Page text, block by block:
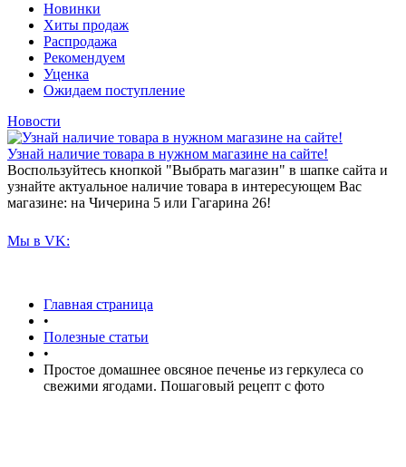
Новинки
Хиты продаж
Распродажа
Рекомендуем
Уценка
Ожидаем поступление
Новости
Узнай наличие товара в нужном магазине на сайте!
Воспользуйтесь кнопкой "Выбрать магазин" в шапке сайта и
узнайте актуальное наличие товара в интересующем Вас
магазине: на Чичерина 5 или Гагарина 26!
Мы в VK:
Главная страница
•
Полезные статьи
•
Простое домашнее овсяное печенье из геркулеса со
свежими ягодами. Пошаговый рецепт с фото